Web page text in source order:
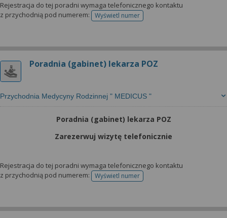
Rejestracja do tej poradni wymaga telefonicznego kontaktu
z przychodnią pod numerem:
Wyświetl numertelefonu do rejestracji
Poradnia (gabinet) lekarza POZ
Przychodnia Medycyny Rodzinnej " MEDICUS "
Poradnia (gabinet) lekarza POZ
Zarezerwuj wizytę telefonicznie
Rejestracja do tej poradni wymaga telefonicznego kontaktu
z przychodnią pod numerem:
Wyświetl numertelefonu do rejestracji